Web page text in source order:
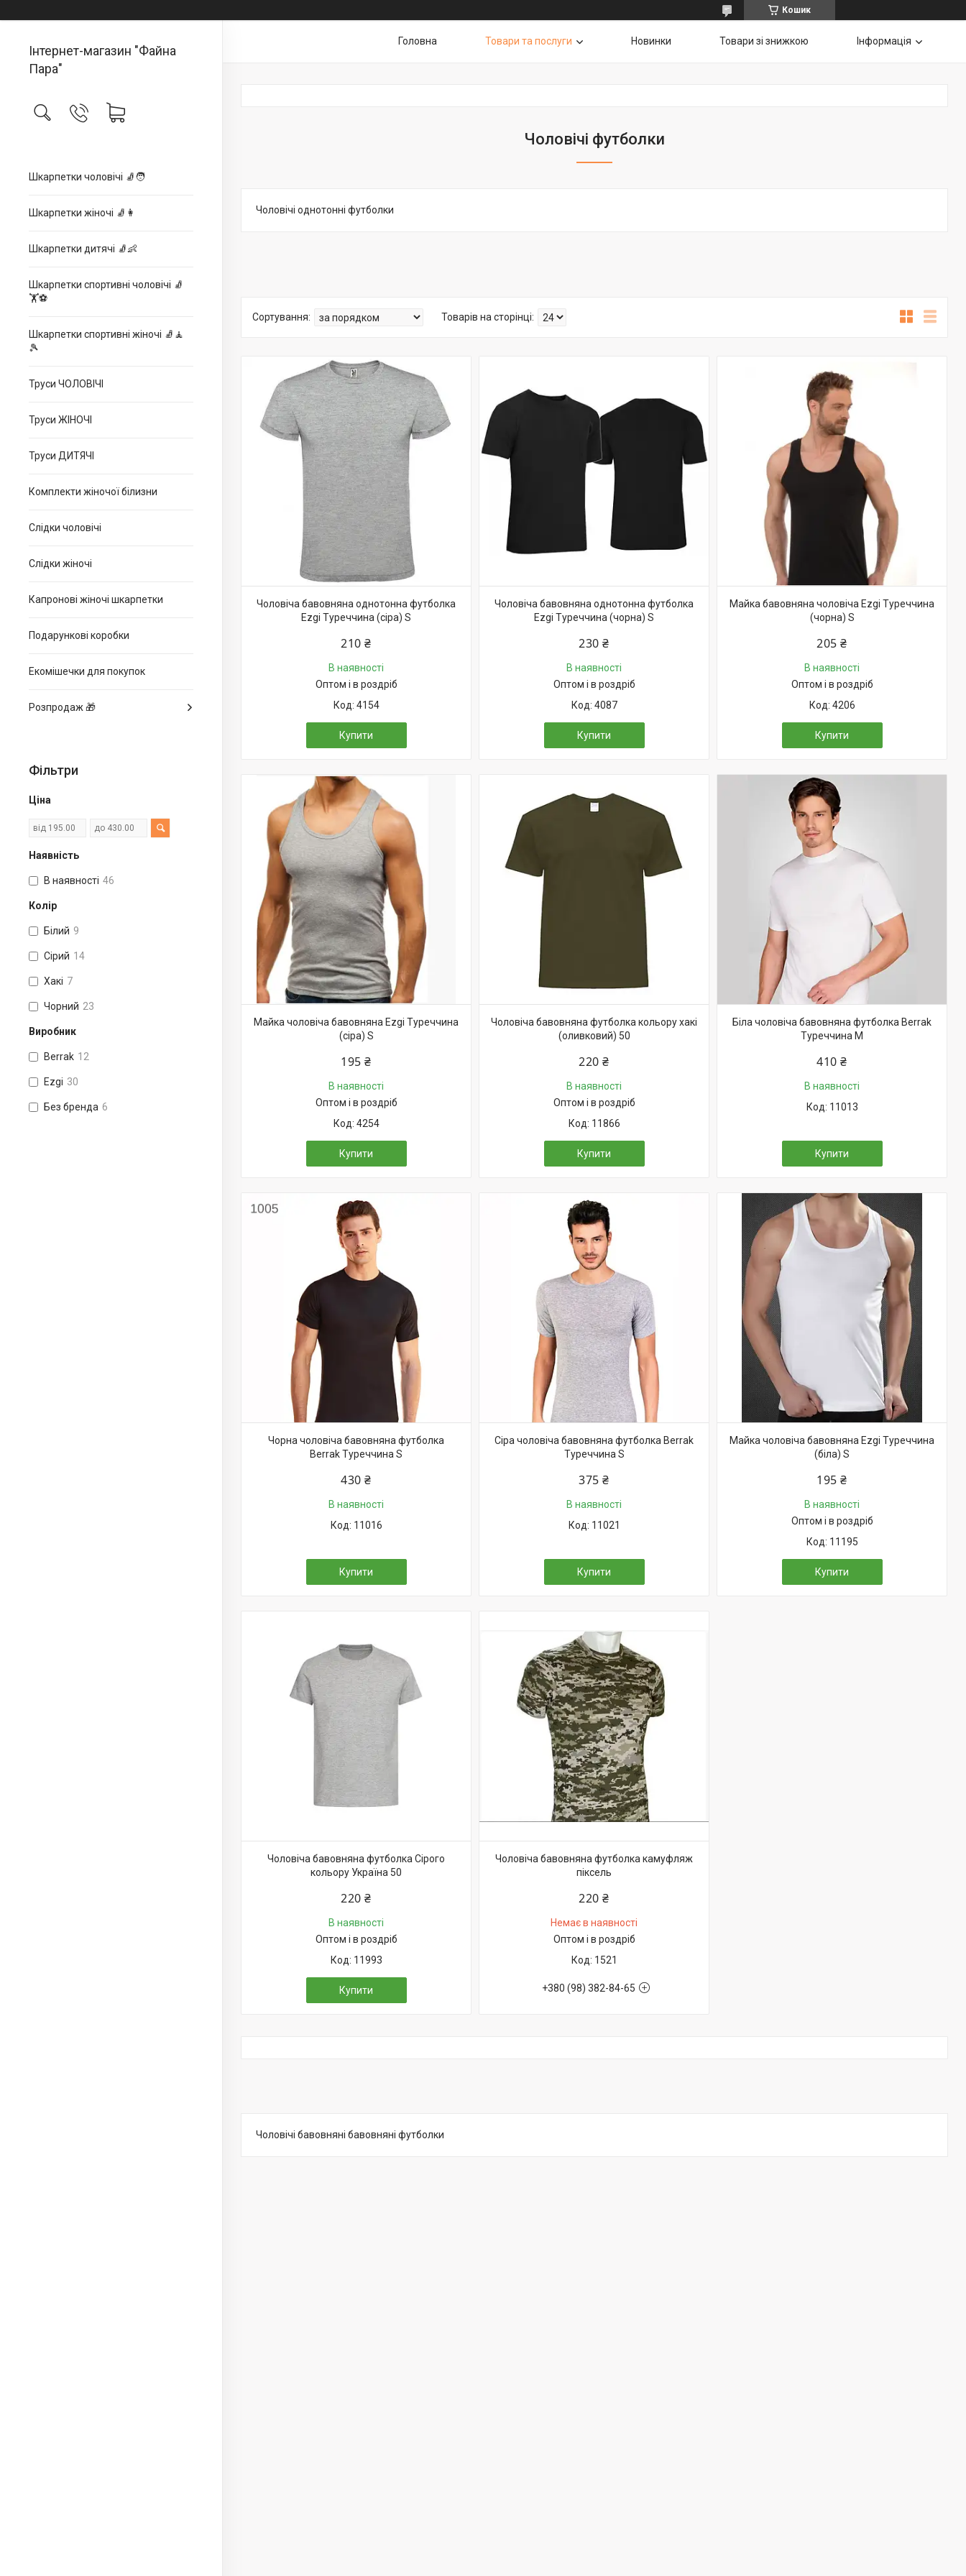
Кошик
Інтернет-магазин "Файна
Пара"
Шкарпетки чоловічі 🧦🧑
Шкарпетки жіночі 🧦👩
Шкарпетки дитячі 🧦👶
Шкарпетки спортивні чоловічі 🧦
🏋⚽
Шкарпетки спортивні жіночі 🧦🧘
🎾
Труси ЧОЛОВІЧІ
Труси ЖІНОЧІ
Труси ДИТЯЧІ
Комплекти жіночої білизни
Слідки чоловічі
Слідки жіночі
Капронові жіночі шкарпетки
Подарункові коробки
Екомішечки для покупок
Розпродаж 🎁
Фільтри
Ціна
Наявність
В наявності 46
Колір
Білий 9
Сірий 14
Хакі 7
Чорний 23
Виробник
Berrak 12
Ezgi 30
Без бренда 6
Головна Товари та послуги Новинки Товари зі знижкою Інформація
Чоловічі футболки
Чоловічі однотонні футболки
Чоловіча бавовняна однотонна футболка
Ezgi Туреччина (сіра) S
210 ₴
В наявності
Оптом і в роздріб
4154
Купити
Чоловіча бавовняна однотонна футболка
Ezgi Туреччина (чорна) S
230 ₴
В наявності
Оптом і в роздріб
4087
Купити
Майка бавовняна чоловіча Ezgi Туреччина
(чорна) S
205 ₴
В наявності
Оптом і в роздріб
4206
Купити
Майка чоловіча бавовняна Ezgi Туреччина
(сіра) S
195 ₴
В наявності
Оптом і в роздріб
4254
Купити
Чоловіча бавовняна футболка кольору хакі
(оливковий) 50
220 ₴
В наявності
Оптом і в роздріб
11866
Купити
Біла чоловіча бавовняна футболка Berrak
Туреччина M
410 ₴
В наявності
11013
Купити
Чорна чоловіча бавовняна футболка
Berrak Туреччина S
430 ₴
В наявності
11016
Купити
Сіра чоловіча бавовняна футболка Berrak
Туреччина S
375 ₴
В наявності
11021
Купити
Майка чоловіча бавовняна Ezgi Туреччина
(біла) S
195 ₴
В наявності
Оптом і в роздріб
11195
Купити
Чоловіча бавовняна футболка Сірого
кольору Україна 50
220 ₴
В наявності
Оптом і в роздріб
11993
Купити
Чоловіча бавовняна футболка камуфляж
піксель
220 ₴
Немає в наявності
Оптом і в роздріб
1521
+380 (98) 382-84-65
Чоловічі бавовняні бавовняні футболки